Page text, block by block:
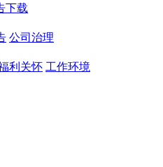
下载
公司治理
利关怀 工作环境